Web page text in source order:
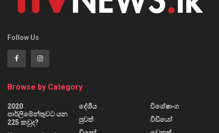
Follow Us
Browse by Category
2020
පාර්ලිමේන්තුවට යන
225 කවුද?
දේශීය
පුවත්
විශේෂාංග
වීඩියෝ